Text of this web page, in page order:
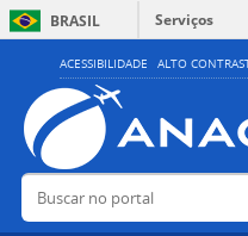
ACESSIBILIDADE ALTO
BRASIL
Serviços
Buscar no portal